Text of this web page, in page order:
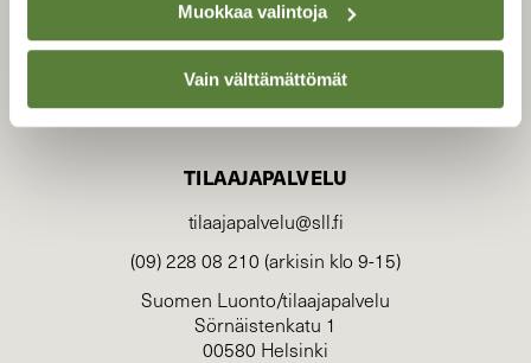
Muokkaa valintoja
Vain välttämättömät
TILAAJAPALVELU
tilaajapalvelu@sll.fi
(09) 228 08 210 (arkisin klo 9-15)
Suomen Luonto/tilaajapalvelu
Sörnäistenkatu 1
00580 Helsinki